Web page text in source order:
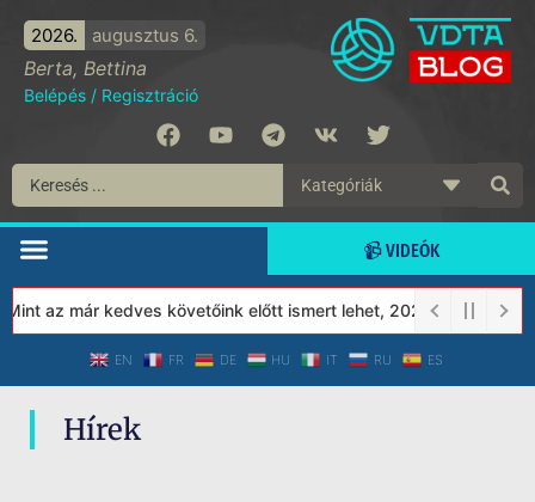
2026. augusztus 6.
Berta, Bettina
Belépés / Regisztráció
📹 VIDEÓK
az már kedves követőink előtt ismert lehet, 2023-tól a
EN FR DE HU IT RU ES
Hírek